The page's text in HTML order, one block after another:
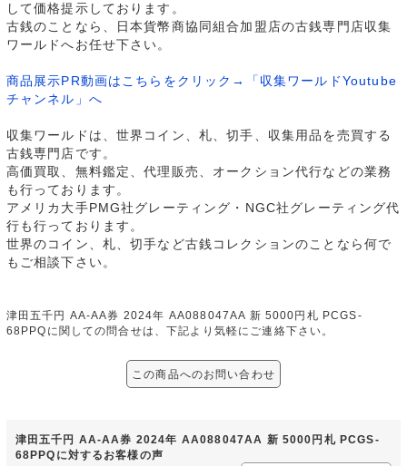
して価格提示しております。
古銭のことなら、日本貨幣商協同組合加盟店の古銭専門店収集
ワールドへお任せ下さい。
商品展示PR動画はこちらをクリック→「収集ワールドYoutube
チャンネル」へ
収集ワールドは、世界コイン、札、切手、収集用品を売買する
古銭専門店です。
高価買取、無料鑑定、代理販売、オークション代行などの業務
も行っております。
アメリカ大手PMG社グレーティング・NGC社グレーティング代
行も行っております。
世界のコイン、札、切手など古銭コレクションのことなら何で
もご相談下さい。
津田五千円 AA-AA券 2024年 AA088047AA 新 5000円札 PCGS-
68PPQに関しての問合せは、下記より気軽にご連絡下さい。
この商品へのお問い合わせ
津田五千円 AA-AA券 2024年 AA088047AA 新 5000円札 PCGS-
68PPQに対するお客様の声